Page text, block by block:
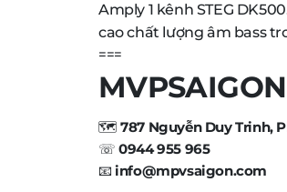
Amply 1 kênh STEG
cao chất lượng âm bass
===
🗺️787 Nguyễn Duy Trinh,
☏0944 955 965
📧info@mpvsaigon.com